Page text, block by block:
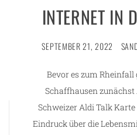
INTERNET IN
SEPTEMBER 21, 2022
Bevor es zum
Schaffhausen zunächst
Schweizer Aldi Talk
Eindruck über die